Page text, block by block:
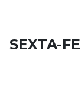
SEXTA-